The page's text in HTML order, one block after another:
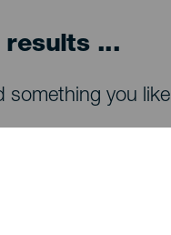
results ...
something you like